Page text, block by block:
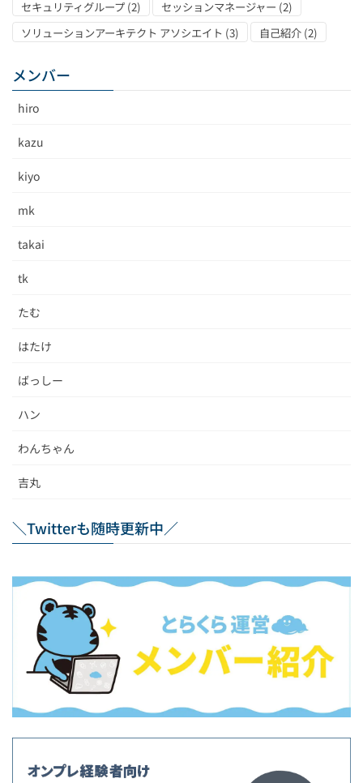
セキュリティグループ (2) セッションマネージャー (2)
ソリューションアーキテクト アソシエイト (3) 自己紹介 (2)
メンバー
hiro
kazu
kiyo
mk
takai
tk
たむ
はたけ
ばっしー
ハン
わんちゃん
吉丸
＼Twitterも随時更新中／